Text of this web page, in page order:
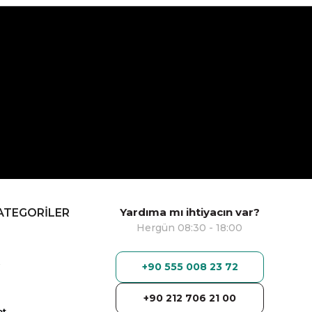
Yardıma mı ihtiyacın var?
Hergün 08:30 - 18:00
+90 555 008 23 72
+90 212 706 21 00